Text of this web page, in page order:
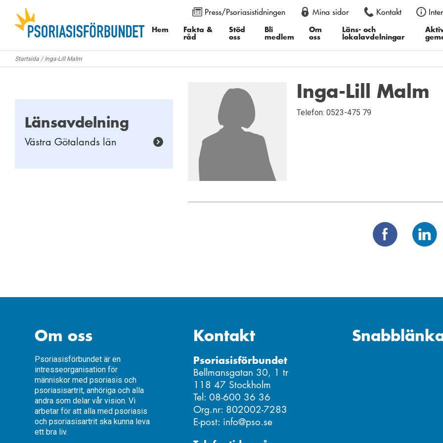
Använd knapparna för att ändra textstorleken på sidan. Du kan också justera storleken permanent i din webbläsare, genom
menyalternativet ”Visa”. I Internet Explorer och Firefox väljer du därefter ”Textstorlek”, i Google Chrome ”Zooma in” eller
”Zoomfaktor”.
Press/Psoriasistidningen Mina sidor Kontakt
Hem
Fakta &
råd
Stöd
oss
Bli
medlem
Om
oss
Läns- och
lokalavdelningar
Startsida /Inga-Lill Malm
Länsavdelning
Västra Götalands län
Inga-Lill Malm
Telefon: 0523-475 79
Om oss
Psoriasisförbundet är en
intresseorganisation för
människor med psoriasis och
psoriasisartrit, anhöriga och alla
andra som delar vår vision. Vi
arbetar för att alla med psoriasis
och psoriasisartrit ska kunna leva
ett bra liv.
Kontakt
Psoriasisförbundet
Bellmansgatan 30, 1 tr
118 47 Stockholm
Tel: 08-600 36 36
Org.nr: 802002-7283
E-post: info@pso.se